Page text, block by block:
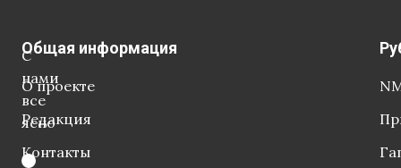
С
нами
все
ясно
Общая информация
О проекте
Редакция
Контакты